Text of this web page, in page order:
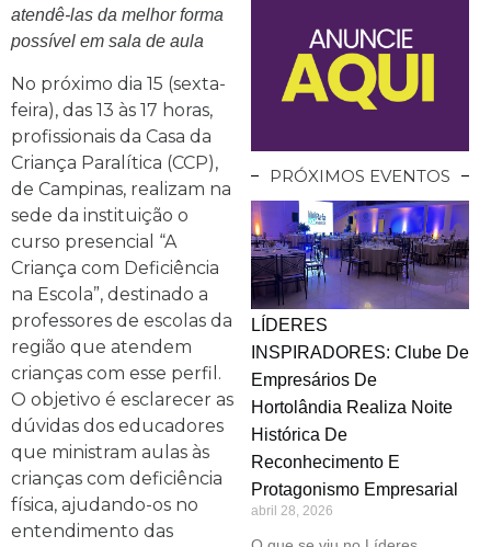
atendê-las da melhor forma
possível em sala de aula
No próximo dia 15 (sexta-
feira), das 13 às 17 horas,
profissionais da Casa da
Criança Paralítica (CCP),
de Campinas, realizam na
sede da instituição o
curso presencial “A
Criança com Deficiência
na Escola”, destinado a
professores de escolas da
região que atendem
crianças com esse perfil.
O objetivo é esclarecer as
dúvidas dos educadores
que ministram aulas às
crianças com deficiência
física, ajudando-os no
entendimento das
PRÓXIMOS EVENTOS
LÍDERES
INSPIRADORES: Clube De
Empresários De
Hortolândia Realiza Noite
Histórica De
Reconhecimento E
Protagonismo Empresarial
abril 28, 2026